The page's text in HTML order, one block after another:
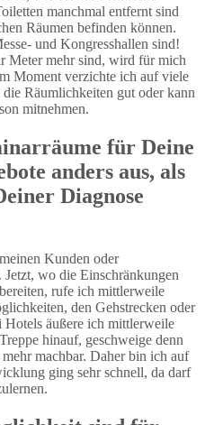
manchmal entfernt sind
Räumen befinden können.
und Kongresshallen sind!
Meter mehr sind, wird für mich
Moment verzichte ich auf viele
Räumlichkeiten gut oder kann
mitnehmen.
für Deine
anders aus, als
Diagnose
Kunden oder
wo die Einschränkungen
rufe ich mittlerweile
den Gehstrecken oder
äußere ich mittlerweile
hinauf, geschweige denn
machbar. Daher bin ich auf
ging sehr schnell, da darf